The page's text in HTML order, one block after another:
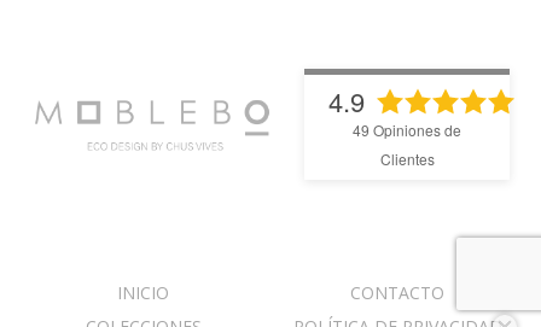
4.9
49 Opiniones de
Clientes
INICIO
CONTACTO